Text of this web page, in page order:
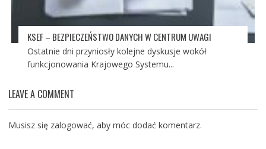
KSEF – BEZPIECZEŃSTWO DANYCH W CENTRUM UWAGI
Ostatnie dni przyniosły kolejne dyskusje wokół
funkcjonowania Krajowego Systemu...
LEAVE A COMMENT
Musisz się zalogować, aby móc dodać komentarz.